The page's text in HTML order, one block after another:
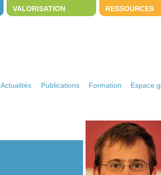
VALORISATION RESSOURCES
Actualités Publications Formation Espace